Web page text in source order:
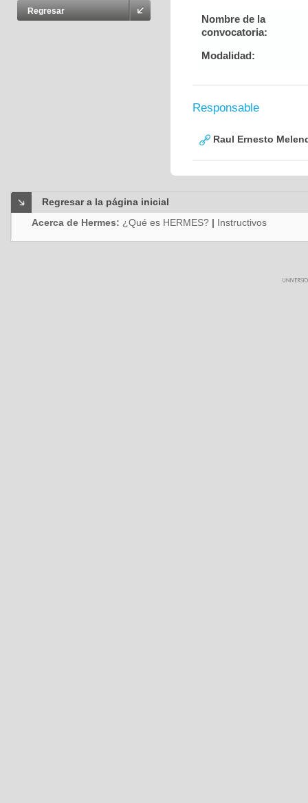
Regresar
Nombre de la
convocatoria:
Modalidad:
Responsable
Raul Ernesto
Regresar a la página inicial
Acerca de Hermes: ¿Qué es HERMES? | Instructivos